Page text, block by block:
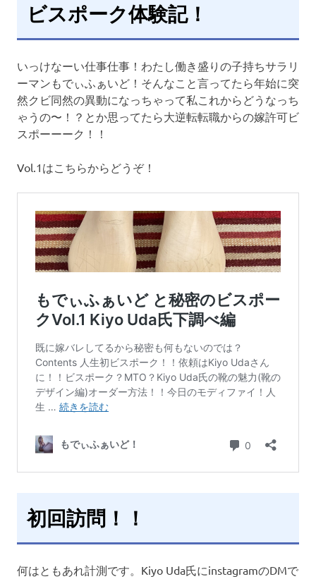
ビスポーク体験記！
いっけなーい仕事仕事！わたし働き盛りの子持ちサラリ
ーマンもでぃふぁいど！そんなこと言ってたら年始に突
然クビ同然の異動になっちゃって私これからどうなっち
ゃうの〜！？とか思ってたら大逆転転職からの嫁許可ビ
スポーーーク！！
Vol.1はこちらからどうぞ！
初回訪問！！
何はともあれ計測です。Kiyo Uda氏にinstagramのDMで